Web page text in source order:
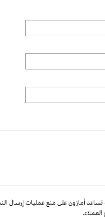
تساعد أمازون على منع عمليات إرسال